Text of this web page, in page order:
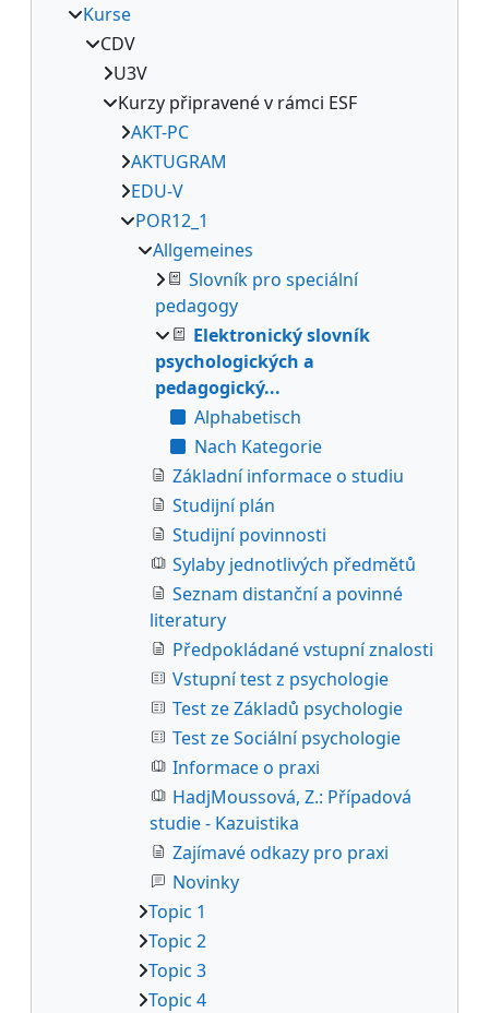
Kurse
CDV
U3V
Kurzy připravené v rámci ESF
AKT-PC
AKTUGRAM
EDU-V
POR12_1
Allgemeines
Slovník pro speciální
pedagogy
Elektronický slovník
psychologických a
pedagogický...
Alphabetisch
Nach Kategorie
Základní informace o studiu
Studijní plán
Studijní povinnosti
Sylaby jednotlivých předmětů
Seznam distanční a povinné
literatury
Předpokládané vstupní znalosti
Vstupní test z psychologie
Test ze Základů psychologie
Test ze Sociální psychologie
Informace o praxi
HadjMoussová, Z.: Případová
studie - Kazuistika
Zajímavé odkazy pro praxi
Novinky
Topic 1
Topic 2
Topic 3
Topic 4